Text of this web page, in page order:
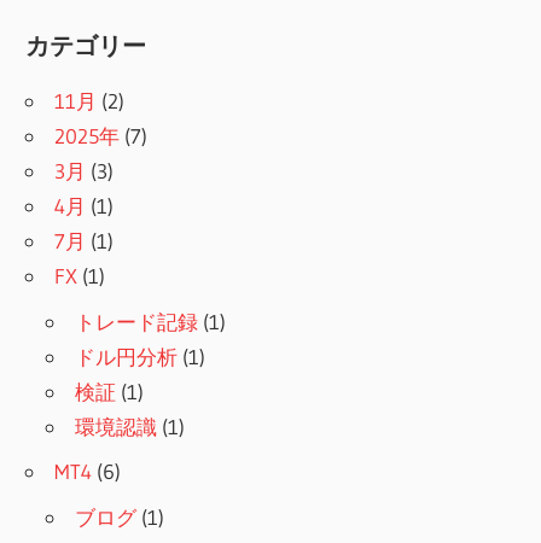
カテゴリー
11月 (2)
2025年 (7)
3月 (3)
4月 (1)
7月 (1)
FX (1)
トレード記録 (1)
ドル円分析 (1)
検証 (1)
環境認識 (1)
MT4 (6)
ブログ(1)